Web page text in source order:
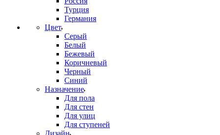
Турция
Германия
Цвет
Серый
Белый
Бежевый
Коричневый
Черный
Синий
Назначение
Для пола
Для стен
Для улиц
Для ступеней